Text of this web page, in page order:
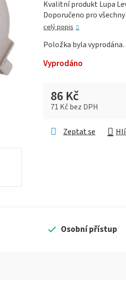
je
0,0
z 5
Kvalitní produkt Lupa
Doporučeno pro
celý popis
Položka byla
Vyprodáno
86 Kč
71 Kč bez DPH
Zeptat se
Osobní přístup